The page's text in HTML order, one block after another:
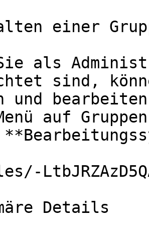
einer
als
sind,
und
auf
Details